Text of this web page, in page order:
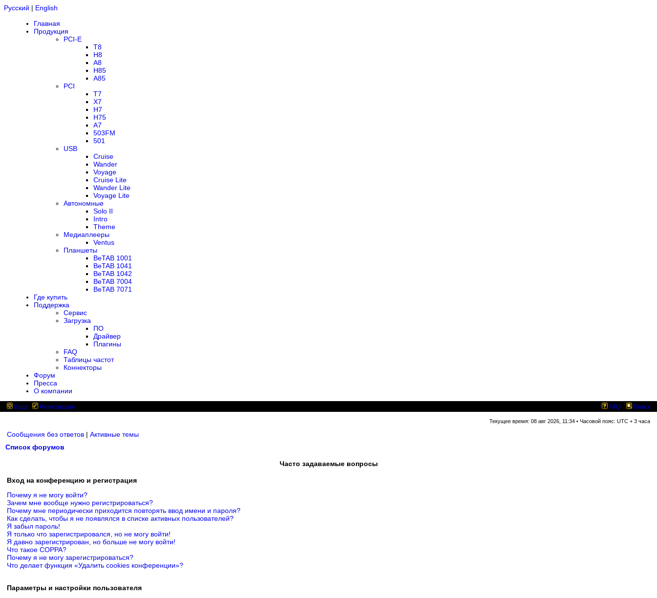
Русский | English
Главная
Продукция
PCI-E
T8
H8
A8
H85
A85
PCI
T7
X7
H7
H75
A7
503FM
501
USB
Cruise
Wander
Voyage
Cruise Lite
Wander Lite
Voyage Lite
Автономные
Solo II
Intro
Theme
Медиаплееры
Ventus
Планшеты
BeTAB 1001
BeTAB 1041
BeTAB 1042
BeTAB 7004
BeTAB 7071
Где купить
Поддержка
Сервис
Загрузка
ПО
Драйвер
Плагины
FAQ
Таблицы частот
Коннекторы
Форум
Пресса
О компании
Вход Регистрация FAQ Поиск
Текущее время: 08 авг 2026, 11:34 • Часовой пояс: UTC + 3 часа
Сообщения без ответов | Активные темы
Список форумов
Часто задаваемые вопросы
Вход на конференцию и регистрация
Почему я не могу войти?
Зачем мне вообще нужно регистрироваться?
Почему мне периодически приходится повторять ввод имени и пароля?
Как сделать, чтобы я не появлялся в списке активных пользователей?
Я забыл пароль!
Я только что зарегистрировался, но не могу войти!
Я давно зарегистрирован, но больше не могу войти!
Что такое COPPA?
Почему я не могу зарегистрироваться?
Что делает функция «Удалить cookies конференции»?
Параметры и настройки пользователя